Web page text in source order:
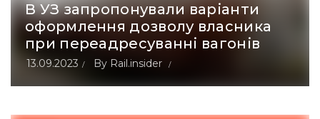
В УЗ запропонували варіанти
оформлення дозволу власника
при переадресуванні вагонів
13.09.2023 By Rail.insider